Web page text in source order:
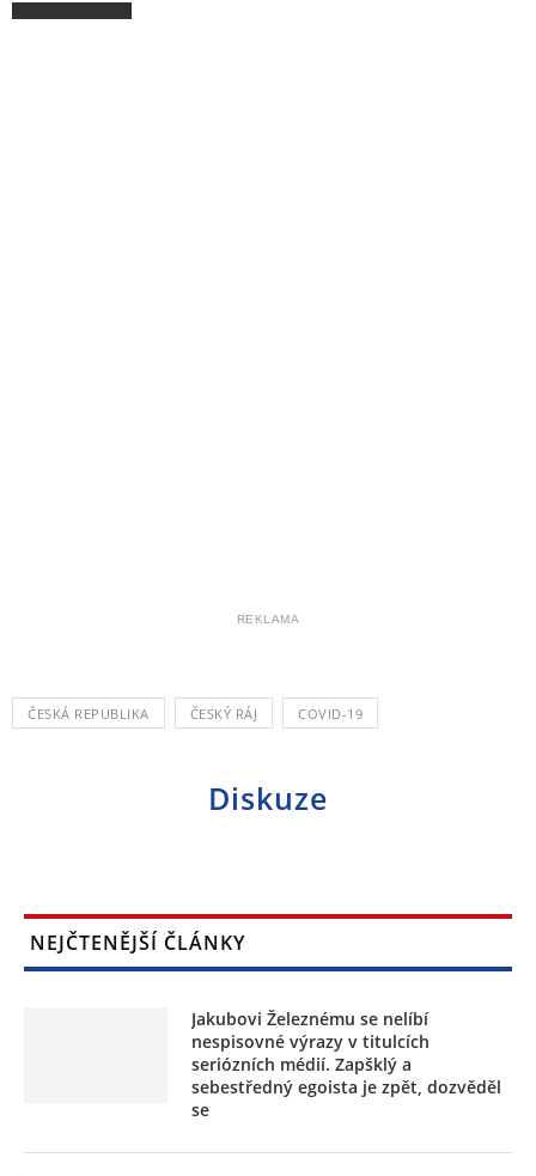
REKLAMA
ČESKÁ REPUBLIKA ČESKÝ RÁJ COVID-19
Diskuze
NEJČTENĚJŠÍ ČLÁNKY
Jakubovi Železnému se nelíbí
nespisovné výrazy v titulcích
seriózních médií. Zapšklý a
sebestředný egoista je zpět, dozvěděl
se